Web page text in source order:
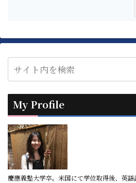
My Profile
慶應義塾大学卒。米国にて学位取得後、英